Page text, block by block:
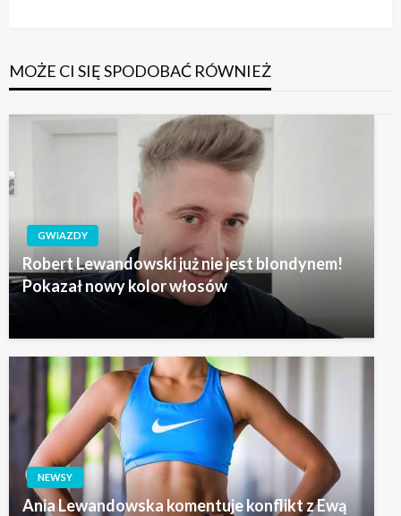
MOŻE CI SIĘ SPODOBAĆ RÓWNIEŻ
GWIAZDY
Robert Lewandowski już nie jest blondynem!
Pokazał nowy kolor włosów
NEWSY
Ania Lewandowska komentuje konflikt z Ewą